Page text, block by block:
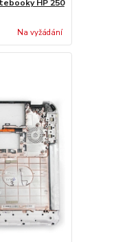
HP 250
Na vyžádání